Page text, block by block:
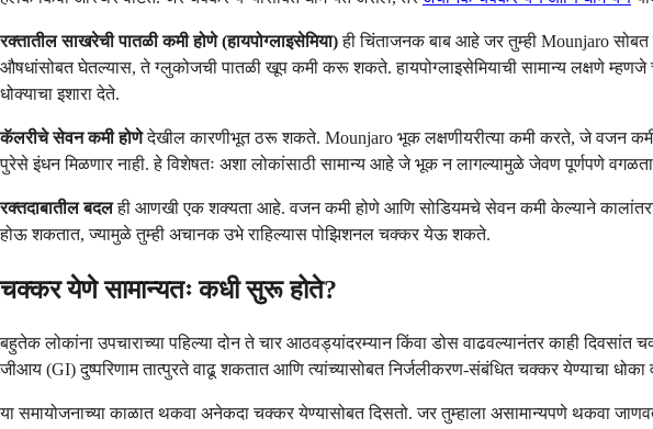
रक्तातील साखरेची पातळी कमी होणे (हायपोग्लाइसेमिया)ही चिंताजनक बाब आहे जर तुम्ही Mounjaro सोबत
औषधांसोबत घेतल्यास, ते ग्लुकोजची पातळी खूप कमी करू शकते. हायपोग्लाइसेमियाची सामान्य लक्षणे
धोक्याचा इशारा देते.
कॅलरीचे सेवन कमी होणेदेखील कारणीभूत ठरू शकते. Mounjaro भूक लक्षणीयरीत्या कमी करते, जे वजन कमी
पुरेसे इंधन मिळणार नाही. हे विशेषतः अशा लोकांसाठी सामान्य आहे जे भूक न लागल्यामुळे जेवण पूर्णपणे
रक्तदाबातील बदलही आणखी एक शक्यता आहे. वजन कमी होणे आणि सोडियमचे सेवन कमी केल्याने
होऊ शकतात, ज्यामुळे तुम्ही अचानक उभे राहिल्यास पोझिशनल चक्कर येऊ शकते.
चक्कर येणे सामान्यतः कधी सुरू होते?
बहुतेक लोकांना उपचाराच्या पहिल्या दोन ते चार आठवड्यांदरम्यान किंवा डोस वाढवल्यानंतर काही
जीआय (GI) दुष्परिणाम तात्पुरते वाढू शकतात आणि त्यांच्यासोबत निर्जलीकरण-संबंधित चक्कर येण्याचा धोका
या समायोजनाच्या काळात थकवा अनेकदा चक्कर येण्यासोबत दिसतो. जर तुम्हाला असामान्यपणे थकवा